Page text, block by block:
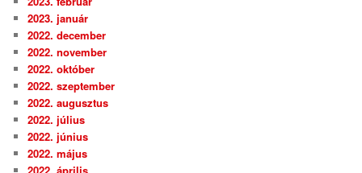
2023. január
2022. december
2022. november
2022. október
2022. szeptember
2022. augusztus
2022. július
2022. június
2022. május